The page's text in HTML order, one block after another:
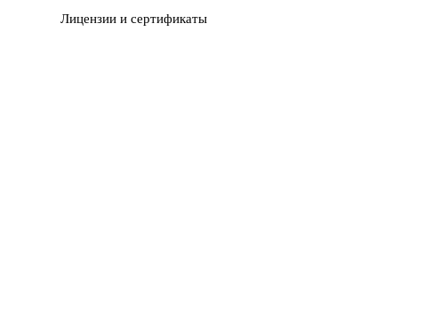
Лицензии и сертификаты